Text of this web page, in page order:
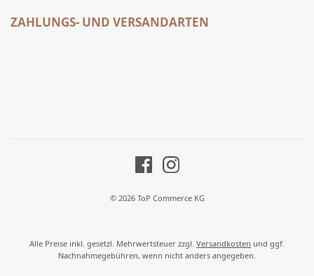
ZAHLUNGS- UND VERSANDARTEN
© 2026 ToP Commerce KG
Alle Preise inkl. gesetzl. Mehrwertsteuer zzgl. Versandkosten und ggf.
Nachnahmegebühren, wenn nicht anders angegeben.